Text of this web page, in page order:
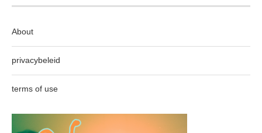
About
privacybeleid
terms of use